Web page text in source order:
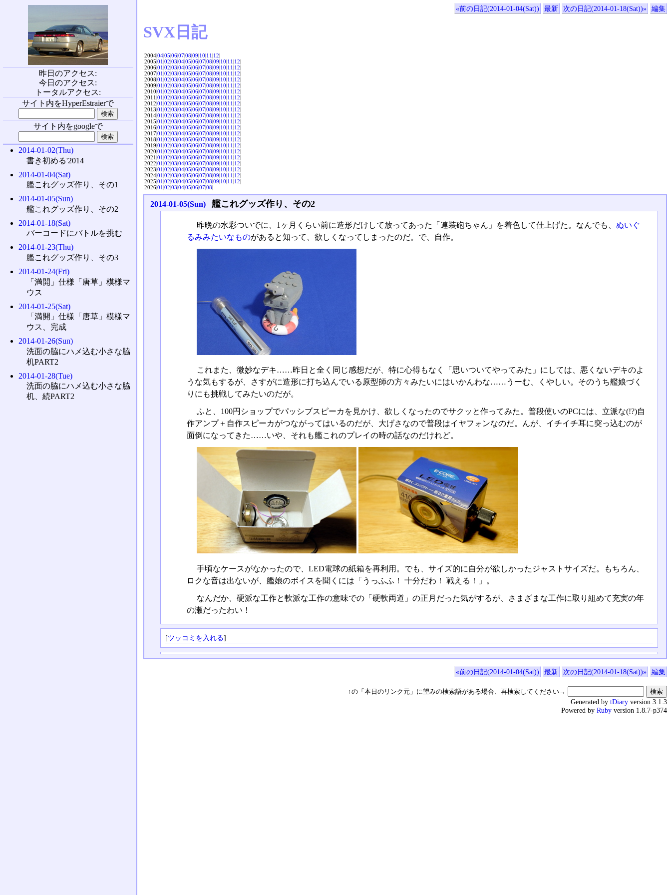
«前の日記(2014-01-04(Sat)) 最新 次の日記(2014-01-18(Sat))» 編集
SVX日記
2004|04|05|06|07|08|09|10|11|12|
2005|01|02|03|04|05|06|07|08|09|10|11|12|
2006|01|02|03|04|05|06|07|08|09|10|11|12|
2007|01|02|03|04|05|06|07|08|09|10|11|12|
2008|01|02|03|04|05|06|07|08|09|10|11|12|
2009|01|02|03|04|05|06|07|08|09|10|11|12|
2010|01|02|03|04|05|06|07|08|09|10|11|12|
2011|01|02|03|04|05|06|07|08|09|10|11|12|
2012|01|02|03|04|05|06|07|08|09|10|11|12|
2013|01|02|03|04|05|06|07|08|09|10|11|12|
2014|01|02|03|04|05|06|07|08|09|10|11|12|
2015|01|02|03|04|05|06|07|08|09|10|11|12|
2016|01|02|03|04|05|06|07|08|09|10|11|12|
2017|01|02|03|04|05|06|07|08|09|10|11|12|
2018|01|02|03|04|05|06|07|08|09|10|11|12|
2019|01|02|03|04|05|06|07|08|09|10|11|12|
2020|01|02|03|04|05|06|07|08|09|10|11|12|
2021|01|02|03|04|05|06|07|08|09|10|11|12|
2022|01|02|03|04|05|06|07|08|09|10|11|12|
2023|01|02|03|04|05|06|07|08|09|10|11|12|
2024|01|02|03|04|05|06|07|08|09|10|11|12|
2025|01|02|03|04|05|06|07|08|09|10|11|12|
2026|01|02|03|04|05|06|07|08|
2014-01-05(Sun) 艦これグッズ作り、その2
昨晩の水彩ついでに、1ヶ月くらい前に造形だけして放ってあった「連装砲ちゃん」を着色して仕上げた。なんでも、 ぬいぐ
るみみたいなものがあると知って、欲しくなってしまったのだ。で、自作。
これまた、微妙なデキ……昨日と全く同じ感想だが、特に心得もなく「思いついてやってみた」にしては、悪くないデキのよ
うな気もするが、さすがに造形に打ち込んでいる原型師の方々みたいにはいかんわな……うーむ、くやしい。そのうち艦娘づく
りにも挑戦してみたいのだが。
ふと、100円ショップでパッシブスピーカを見かけ、欲しくなったのでサクッと作ってみた。普段使いのPCには、立派な(!?)自
作アンプ＋自作スピーカがつながってはいるのだが、大げさなので普段はイヤフォンなのだ。んが、イチイチ耳に突っ込むのが
面倒になってきた……いや、それも艦これのプレイの時の話なのだけれど。
手頃なケースがなかったので、LED電球の紙箱を再利用。でも、サイズ的に自分が欲しかったジャストサイズだ。もちろん、
ロクな音は出ないが、艦娘のボイスを聞くには「うっふふ！ 十分だわ！ 戦える！」。
なんだか、硬派な工作と軟派な工作の意味での「硬軟両道」の正月だった気がするが、さまざまな工作に取り組めて充実の年
の瀬だったわい！
[ツッコミを入れる]
«前の日記(2014-01-04(Sat)) 最新 次の日記(2014-01-18(Sat))» 編集
↑の「本日のリンク元」に望みの検索語がある場合、再検索してください→
昨日のアクセス:
今日のアクセス:
トータルアクセス:
サイト内をHyperEstraierで
サイト内をgoogleで
2014-01-02(Thu)
書き初める'2014
2014-01-04(Sat)
艦これグッズ作り、その1
2014-01-05(Sun)
艦これグッズ作り、その2
2014-01-18(Sat)
バーコードにバトルを挑む
2014-01-23(Thu)
艦これグッズ作り、その3
2014-01-24(Fri)
「満開」仕様「唐草」模様マ
ウス
2014-01-25(Sat)
「満開」仕様「唐草」模様マ
ウス、完成
2014-01-26(Sun)
洗面の脇にハメ込む小さな脇
机PART2
2014-01-28(Tue)
洗面の脇にハメ込む小さな脇
机、続PART2
Generated by tDiary version 3.1.3
Powered by Ruby version 1.8.7-p374